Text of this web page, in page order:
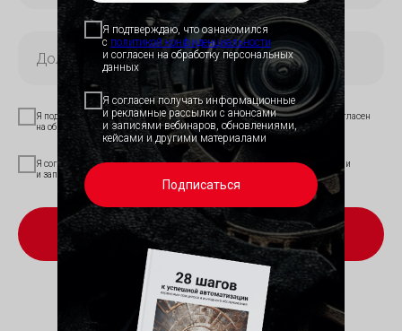
Я подтверждаю, что ознакомился сполитикой конфиденциальности
и согласен
на обработку персональных данных
Я согласен получать информационные и рекламные рассылки с анонсами
и записями вебинаров, обновлениями, кейсами и другими материалами
Протестировать
Я подтверждаю, что ознакомился
с политикой конфиденциальности
и согласен на обработку персональных
данных
Я согласен получать информационные
и рекламные рассылки с анонсами
и записями вебинаров, обновлениями,
кейсами и другими материалами
Подписаться